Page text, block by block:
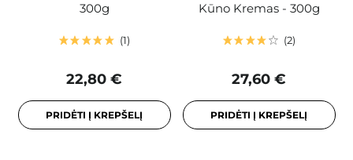
300g
1
22,80 €
PRIDĖTI Į KREPŠELĮ
Kūno Kremas - 300g
2
27,60 €
PRIDĖTI Į KREPŠELĮ